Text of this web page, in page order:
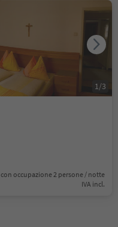
con occupazione 2 persone / notte
IVA incl.
1 /3